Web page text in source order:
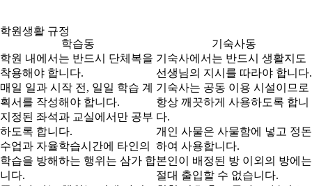
학원생활 규정
학습동
기숙사동
학원 내에서는 반드시 단체복을
착용해야 합니다.
매일 일과 시작 전, 일일 학습 계
획서를 작성해야 합니다.
지정된 좌석과 교실에서만 공부
하도록 합니다.
수업과 자율학습시간에 타인의
학습을 방해하는 행위는 삼가 합
니다.
기숙사에서는 반드시 생활지도
선생님의 지시를 따라야 합니다.
기숙사는 공동 이용 시설이므로
항상 깨끗하게 사용하도록 합니
다.
개인 사물은 사물함에 넣고 정돈
하여 사용합니다.
본인이 배정된 방 이외의 방에는
절대 출입할 수 없습니다.